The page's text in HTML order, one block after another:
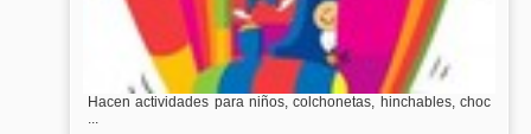
Hacen actividades para niños, colchonetas, hinchables, choc
...